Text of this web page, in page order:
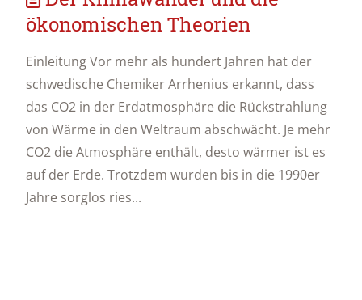
ökonomischen Theorien
Einleitung Vor mehr als hundert Jahren hat der
schwedische Chemiker Arrhenius erkannt, dass
das CO2 in der Erdatmosphäre die Rückstrahlung
von Wärme in den Weltraum abschwächt. Je mehr
CO2 die Atmosphäre enthält, desto wärmer ist es
auf der Erde. Trotzdem wurden bis in die 1990er
Jahre sorglos ries...